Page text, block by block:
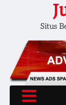
Situs